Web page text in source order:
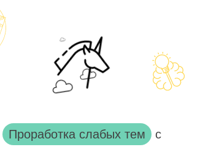
Проработка слабых тем
с